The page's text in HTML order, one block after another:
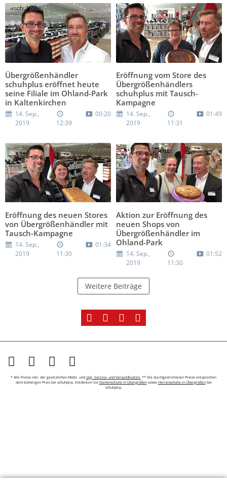
Übergrößenhändler
schuhplus eröffnet heute
seine Filiale im Ohland-Park
in Kaltenkirchen
14. Sep.,
2019
12:39
00:20
Eröffnung vom Store des
Übergrößenhändlers
schuhplus mit Tausch-
Kampagne
14. Sep.,
2019
11:31
01:49
Eröffnung des neuen Stores
von Übergrößenhändler mit
Tausch-Kampagne
14. Sep.,
2019
11:30
01:34
Aktion zur Eröffnung des
neuen Shops von
Übergrößenhändler im
Ohland-Park
14. Sep.,
2019
11:30
01:52
Weitere Beiträge
* Alle Preise inkl. der gesetzlichen MwSt. und zzgl. Service- und Versandkosten. ** Die durchgestrichenen Preise entsprechen
dem bisherigen Preis bei schuhplus. Entdecken Sie Damenschuhe in Übergrößensowie Herrenschuhe in Übergrößenbei
schuhplus.